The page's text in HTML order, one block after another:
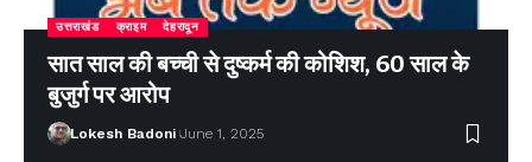
उत्तराखंड क्राइम देहरादून
सात साल की बच्ची से दुष्कर्म की कोशिश, 60 साल के
बुजुर्ग पर आरोप
Lokesh Badoni June 1, 2025